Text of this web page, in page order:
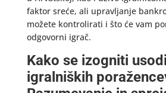
faktor sreće, ali upravljanje
možete kontrolirati i što će vam
odgovorni igrač.
Kako se izogniti
igralniških